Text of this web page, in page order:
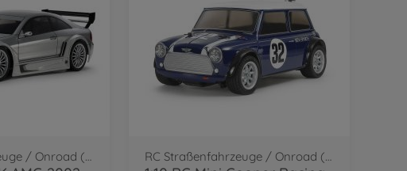
RC Straßenfahrzeuge / Onroad (2WD/4WD) RC Straßenfahrzeuge / Onroad (2WD/4WD)